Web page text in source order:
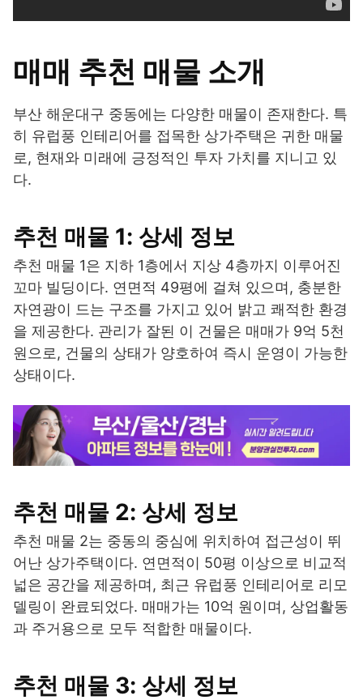
매매 추천 매물 소개
부산 해운대구 중동에는 다양한 매물이 존재한다. 특
히 유럽풍 인테리어를 접목한 상가주택은 귀한 매물
로, 현재와 미래에 긍정적인 투자 가치를 지니고 있
다.
추천 매물 1: 상세 정보
추천 매물 1은 지하 1층에서 지상 4층까지 이루어진
꼬마 빌딩이다. 연면적 49평에 걸쳐 있으며, 충분한
자연광이 드는 구조를 가지고 있어 밝고 쾌적한 환경
을 제공한다. 관리가 잘된 이 건물은 매매가 9억 5천
원으로, 건물의 상태가 양호하여 즉시 운영이 가능한
상태이다.
추천 매물 2: 상세 정보
추천 매물 2는 중동의 중심에 위치하여 접근성이 뛰
어난 상가주택이다. 연면적이 50평 이상으로 비교적
넓은 공간을 제공하며, 최근 유럽풍 인테리어로 리모
델링이 완료되었다. 매매가는 10억 원이며, 상업활동
과 주거용으로 모두 적합한 매물이다.
추천 매물 3: 상세 정보